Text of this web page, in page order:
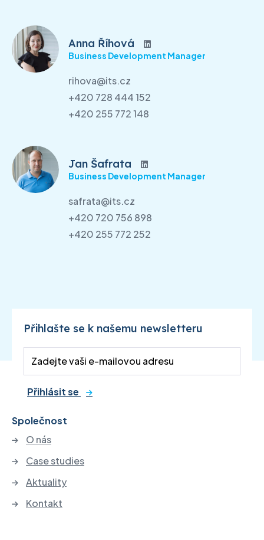
Anna Říhová
Business Development Manager
rihova@its.cz
+420 728 444 152
+420 255 772 148
Jan Šafrata
Business Development Manager
safrata@its.cz
+420 720 756 898
+420 255 772 252
Přihlašte se k našemu newsletteru
Přihlásit se
Společnost
O nás
Case studies
Aktuality
Kontakt